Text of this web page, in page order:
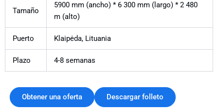
Tamaño
5900 mm (ancho) * 6 300 mm (largo) * 2 480
m (alto)
Puerto Klaipėda, Lituania
Plazo 4-8 semanas
Obtener una oferta Descargar folleto